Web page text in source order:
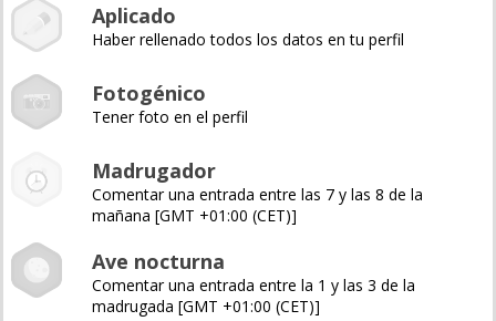
Aplicado
Haber rellenado todos los datos en tu perfil
Fotogénico
Tener foto en el perfil
Madrugador
Comentar una entrada entre las 7 y las 8 de la
mañana [GMT +01:00 (CET)]
Ave nocturna
Comentar una entrada entre la 1 y las 3 de la
madrugada [GMT +01:00 (CET)]